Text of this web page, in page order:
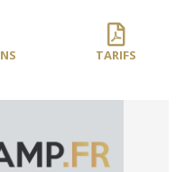
TARIFS